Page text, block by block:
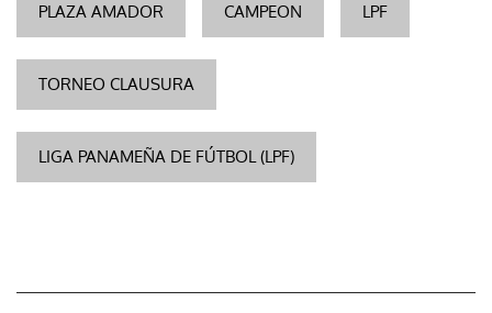
PLAZA AMADOR CAMPEON LPF
TORNEO CLAUSURA
LIGA PANAMEÑA DE FÚTBOL (LPF)